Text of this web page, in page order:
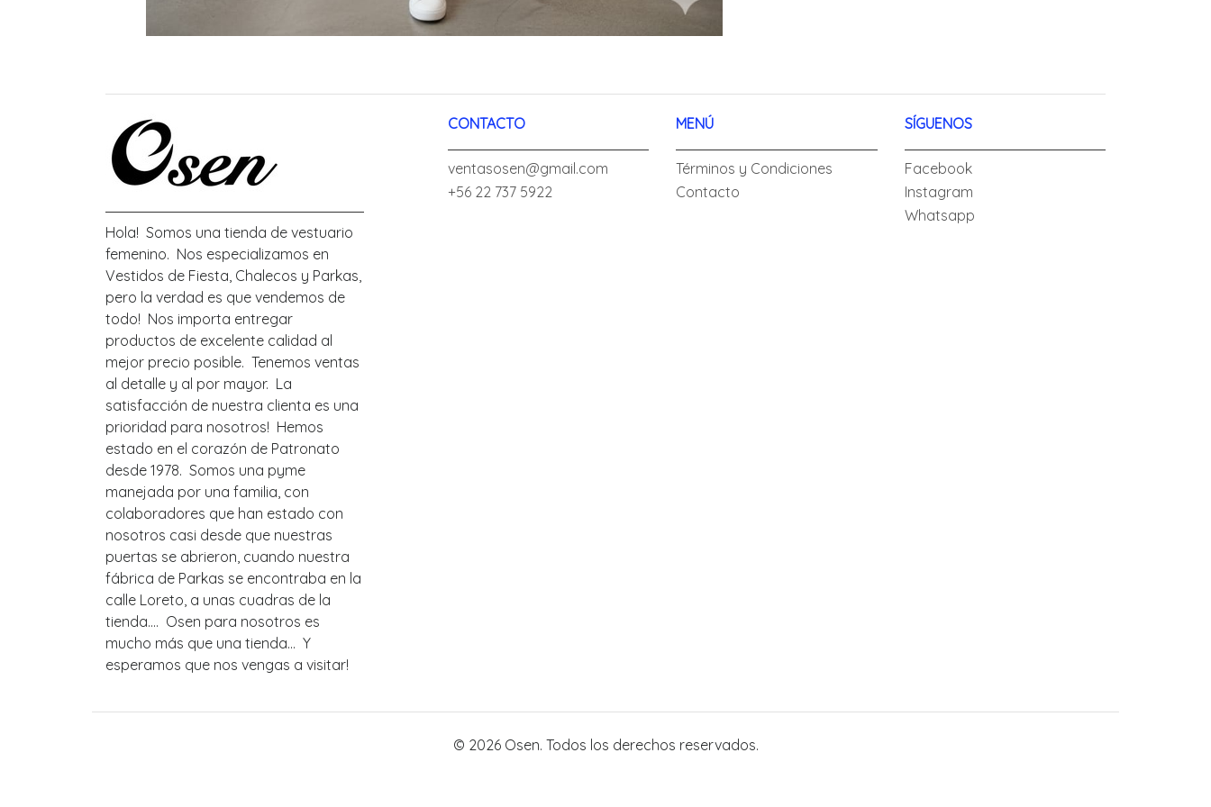
Hola! Somos una tienda de vestuario
femenino. Nos especializamos en
Vestidos de Fiesta, Chalecos y Parkas,
pero la verdad es que vendemos de
todo! Nos importa entregar
productos de excelente calidad al
mejor precio posible. Tenemos ventas
al detalle y al por mayor. La
satisfacción de nuestra clienta es una
prioridad para nosotros! Hemos
estado en el corazón de Patronato
desde 1978. Somos una pyme
manejada por una familia, con
colaboradores que han estado con
nosotros casi desde que nuestras
puertas se abrieron, cuando nuestra
fábrica de Parkas se encontraba en la
calle Loreto, a unas cuadras de la
tienda.... Osen para nosotros es
mucho más que una tienda... Y
esperamos que nos vengas a visitar!
CONTACTO
ventasosen@gmail.com
+56 22 737 5922
MENÚ
Términos y Condiciones
Contacto
SÍGUENOS
Facebook
Instagram
Whatsapp
© 2026 Osen. Todos los derechos reservados.